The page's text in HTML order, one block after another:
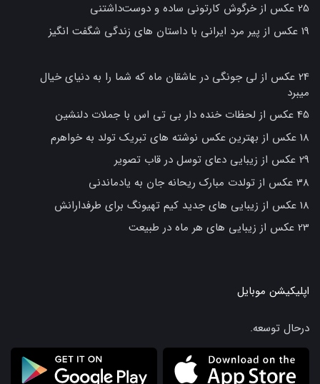
25 عکس از خرگوش کارتونی ساده و دوست‌داشتنی
19 عکس از پیر مرد ایرانی با داستان های زندگی شگفت انگیز
24 عکس از لی جونگی در عاشقان ماه که شما را به دنیای خیال
میبرد
45 عکس از لحظات خنده دار بی تی اس با جملات دلنشین
18 عکس از بهترین عکس نوشته های تبریک تولد به خواهرم
29 عکس از زیبایی دعای توسل در قاب تصویر
38 عکس از تولدت مبارک ریحانه جان به یادماندنی
18 عکس از زیبایی های جدید کیم تهیونگ برای طرفدارانش
23 عکس از زیبایی های هر ماه در طبیعت
اپلیکیشن موبایل
درحال توسعه.